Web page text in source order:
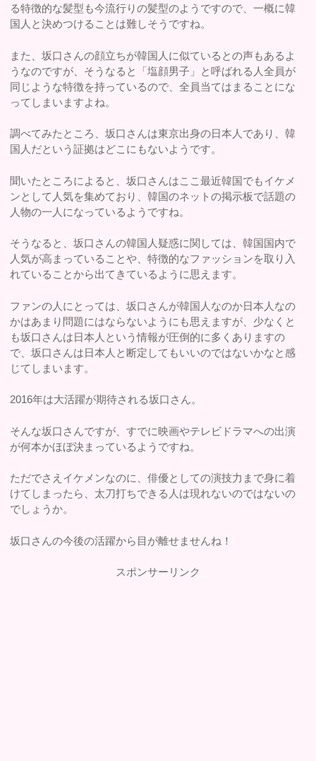
る特徴的な髪型も今流行りの髪型のようですので、一概に韓
国人と決めつけることは難しそうですね。
また、坂口さんの顔立ちが韓国人に似ているとの声もあるよ
うなのですが、そうなると「塩顔男子」と呼ばれる人全員が
同じような特徴を持っているので、全員当てはまることにな
ってしまいますよね。
調べてみたところ、坂口さんは東京出身の日本人であり、韓
国人だという証拠はどこにもないようです。
聞いたところによると、坂口さんはここ最近韓国でもイケメ
ンとして人気を集めており、韓国のネットの掲示板で話題の
人物の一人になっているようですね。
そうなると、坂口さんの韓国人疑惑に関しては、韓国国内で
人気が高まっていることや、特徴的なファッションを取り入
れていることから出てきているように思えます。
ファンの人にとっては、坂口さんが韓国人なのか日本人なの
かはあまり問題にはならないようにも思えますが、少なくと
も坂口さんは日本人という情報が圧倒的に多くありますの
で、坂口さんは日本人と断定してもいいのではないかなと感
じてしまいます。
2016年は大活躍が期待される坂口さん。
そんな坂口さんですが、すでに映画やテレビドラマへの出演
が何本かほぼ決まっているようですね。
ただでさえイケメンなのに、俳優としての演技力まで身に着
けてしまったら、太刀打ちできる人は現れないのではないの
でしょうか。
坂口さんの今後の活躍から目が離せませんね！
スポンサーリンク